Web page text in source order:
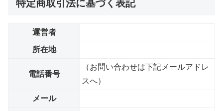
特定商取引法に基づく表記
運営者
所在地
電話番号
（お問い合わせは下記メールアドレ
スへ）
メール